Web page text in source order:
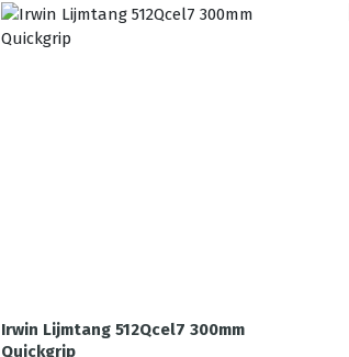
Irwin Lijmtang 512Qcel7 300mm
Quickgrip